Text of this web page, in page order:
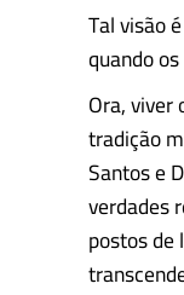
Tal visão
quando
Ora,
tradição
Santos e
verdades
postos de